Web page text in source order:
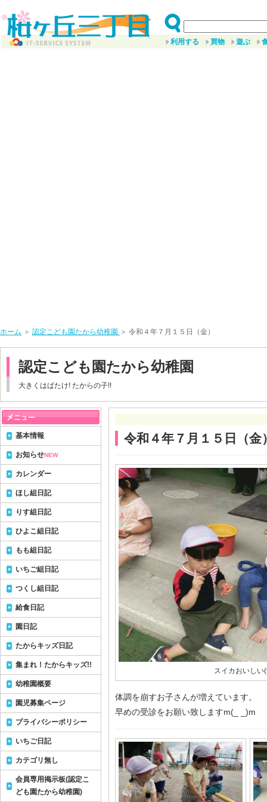
利用する 買物 遊ぶ
ホーム ＞ 認定こども園たから幼稚園 ＞ 令和４年７月１５日（金）
認定こども園たから幼稚園
大きくはばたけ! たからの子!!
令和４年７月１５日（金
スイカおいしい
体調を崩すお子さんが増えています。
早めの受診をお願い致しますm(_ _)m
基本情報
お知らせNEW
カレンダー
ほし組日記
りす組日記
ひよこ組日記
もも組日記
いちご組日記
つくし組日記
給食日記
園日記
たからキッズ日記
集まれ！たからキッズ!!
幼稚園概要
園児募集ページ
プライバシーポリシー
いちご日記
カテゴリ無し
会員専用掲示板(認定こ
ども園たから幼稚園)